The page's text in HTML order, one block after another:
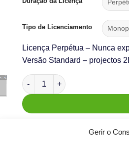
Gerir o
Tipo de Licenciamento
Licença Perpétua – Nunca
Versão Standard – projectos
Quantidade de GstarCAD 2025